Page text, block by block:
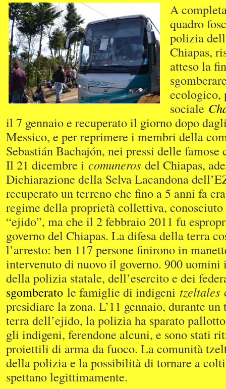
A
quadro
polizia
Chiapas,
atteso la
ecologico,
sociale
il 7 gennaio e recuperato il giorno dopo
Messico, e per reprimere i membri della
Sebastián Bachajón, nei pressi delle
Il 21 dicembre i comuneros del Chiapas,
Dichiarazione della Selva Lacandona
recuperato un terreno che fino a 5 anni fa
regime della proprietà collettiva,
“ejido”, ma che il 2 febbraio 2011 fu
governo del Chiapas. La difesa della terra
l’arresto: ben 117 persone finirono in
intervenuto di nuovo il governo. 900
della polizia statale, dell’esercito e dei
sgomberato le famiglie di indigeni tzeltales
presidiare la zona. L’11 gennaio, durante
terra dell’ejido, la polizia ha sparato
gli indigeni, ferendone alcuni, e sono stati
proiettili di arma da fuoco. La comunità
della polizia e la possibilità di tornare a
spettano legittimamente.